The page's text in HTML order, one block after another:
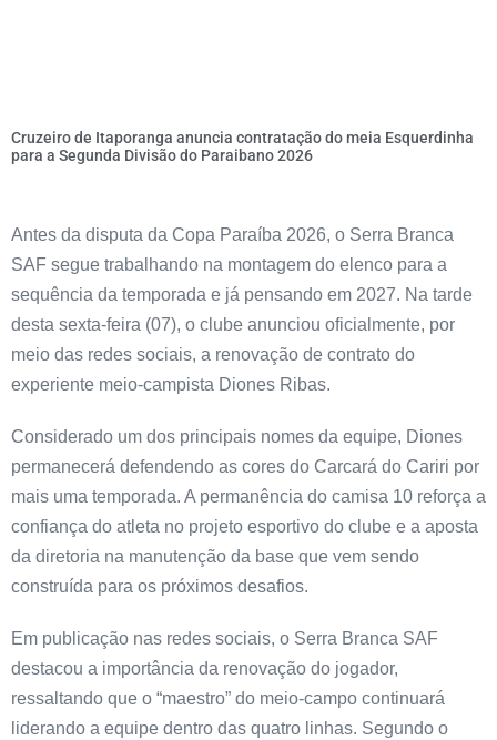
Cruzeiro de Itaporanga anuncia contratação do meia Esquerdinha
para a Segunda Divisão do Paraibano 2026
Antes da disputa da Copa Paraíba 2026, o Serra Branca
SAF segue trabalhando na montagem do elenco para a
sequência da temporada e já pensando em 2027. Na tarde
desta sexta-feira (07), o clube anunciou oficialmente, por
meio das redes sociais, a renovação de contrato do
experiente meio-campista Diones Ribas.
Considerado um dos principais nomes da equipe, Diones
permanecerá defendendo as cores do Carcará do Cariri por
mais uma temporada. A permanência do camisa 10 reforça a
confiança do atleta no projeto esportivo do clube e a aposta
da diretoria na manutenção da base que vem sendo
construída para os próximos desafios.
Em publicação nas redes sociais, o Serra Branca SAF
destacou a importância da renovação do jogador,
ressaltando que o “maestro” do meio-campo continuará
liderando a equipe dentro das quatro linhas. Segundo o